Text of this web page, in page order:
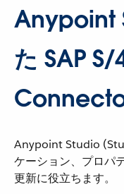
Anypoint
た SAP
Anypoint Studio
ケーション、プロパ
更新に役立ちます。